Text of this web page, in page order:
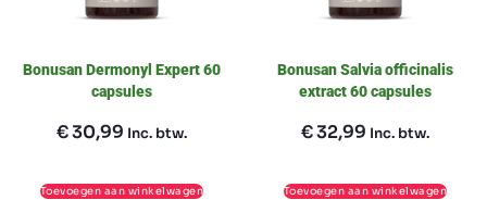
Bonusan Dermonyl Expert 60
capsules
€30,99 Inc. btw.
Toevoegen aan winkelwagen
Bonusan Salvia officinalis
extract 60 capsules
€32,99 Inc. btw.
Toevoegen aan winkelwagen